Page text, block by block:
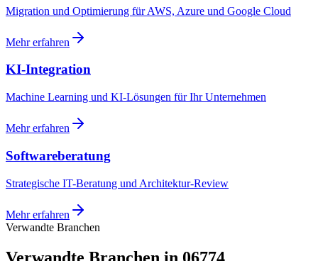
Migration und Optimierung für AWS, Azure und Google Cloud
Mehr erfahren
KI-Integration
Machine Learning und KI-Lösungen für Ihr Unternehmen
Mehr erfahren
Softwareberatung
Strategische IT-Beratung und Architektur-Review
Mehr erfahren
Verwandte Branchen
Verwandte Branchen in 06774